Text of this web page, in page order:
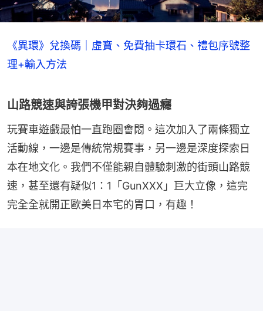
《異環》兌換碼｜虛寶、免費抽卡環石、禮包序號整
理+輸入方法
山路競速與誇張機甲對決夠過癮
玩賽車遊戲最怕一直跑圈會悶。這次加入了兩條獨立
活動線，一邊是傳統常規賽事，另一邊是深度探索日
本在地文化。我們不僅能親自體驗刺激的街頭山路競
速，甚至還有疑似1：1「GunXXX」巨大立像，這完
完全全就開正歐美日本宅的胃口，有趣！